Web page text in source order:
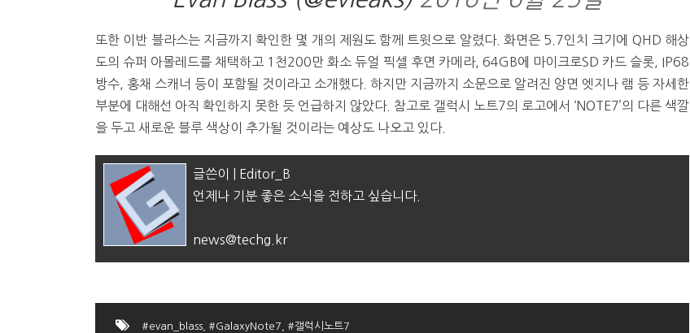
또한 이반 블라스는 지금까지 확인한 몇 개의 제원도 함께 트윗으로 알렸다. 화면은 5.7인치 크기에 QHD 해상
도의 슈퍼 아몰레드를 채택하고 1천200만 화소 듀얼 픽셀 후면 카메라, 64GB에 마이크로SD 카드 슬롯, IP68
방수, 홍채 스캐너 등이 포함될 것이라고 소개했다. 하지만 지금까지 소문으로 알려진 양면 엣지나 램 등 자세한
부분에 대해선 아직 확인하지 못한 듯 언급하지 않았다. 참고로 갤럭시 노트7의 로고에서 ‘NOTE7’의 다른 색깔
을 두고 새로운 블루 색상이 추가될 것이라는 예상도 나오고 있다.
글쓴이 | Editor_B
언제나 기분 좋은 소식을 전하고 싶습니다.
news@techg.kr
#evan_blass #GalaxyNote7 #갤럭시노트7